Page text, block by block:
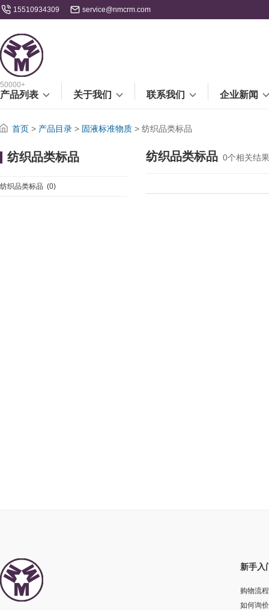
15510934309 service@nmcrm.com
50000+
产品列表 关于我们 联系我们 企业新闻
首页 > 产品目录 > 固液标准物质 > 纺织品类标品
纺织品类标品
纺织品类标品 (0)
纺织品类标品 0个相关结果
新手入
购物流程
如何询价